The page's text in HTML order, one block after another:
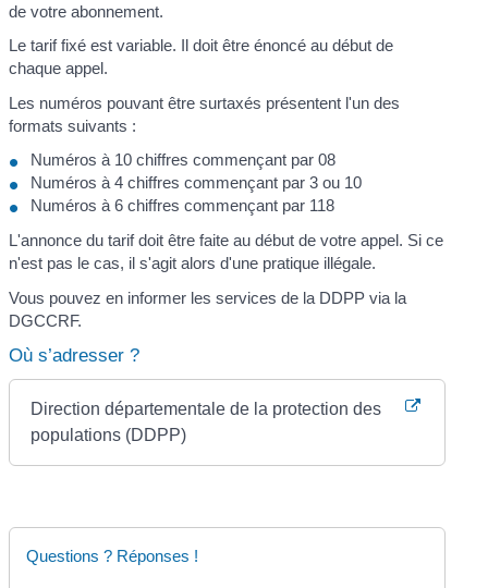
de votre abonnement.
Le tarif fixé est variable. Il doit être énoncé au début de
chaque appel.
Les numéros pouvant être surtaxés présentent l'un des
formats suivants :
Numéros à 10 chiffres commençant par 08
Numéros à 4 chiffres commençant par 3 ou 10
Numéros à 6 chiffres commençant par 118
L'annonce du tarif doit être faite au début de votre appel. Si ce
n'est pas le cas, il s'agit alors d'une pratique illégale.
Vous pouvez en informer les services de la DDPP via la
DGCCRF.
Où s’adresser ?
Direction départementale de la protection des
populations (DDPP)
Questions ? Réponses !